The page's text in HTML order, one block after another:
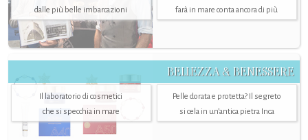
dalle più belle imbarcazioni
farà in mare conta ancora di più
BELLEZZA & BENESSERE
Il laboratorio di cosmetici
che si specchia in mare
Pelle dorata e protetta? Il segreto
si cela in un’antica pietra Inca